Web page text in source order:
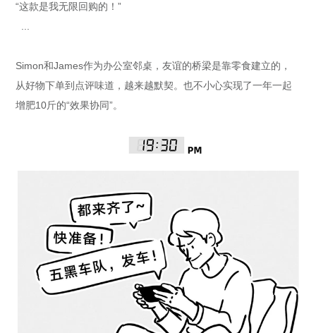
“这款是我无限回购的！”
...
Simon和James作为办公室邻桌，友谊的桥梁是靠零食建立的，
从好物下单到点评味道，越来越默契。也不小心实现了一年一起
增肥10斤的“效果协同”。